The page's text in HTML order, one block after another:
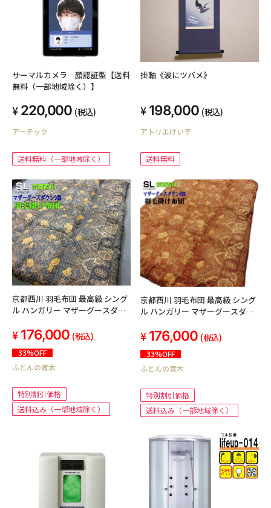
サーマルカメラ 顔認証型【送料
無料（一部地域除く）】
220,000 (税込)
アーテック
送料無料（一部地域除く）
掛軸《波にツバメ》
198,000 (税込)
アトリエけい子
送料無料
京都西川 羽毛布団 最高級 シング
ル ハンガリー マザーグースダウ
150x210cm 1.2kg 綿100%生地 ダ
ブルフェイス・キルト 西川品質
専門店用製品 最高級品 羽毛ふと
ん 冬寝具 ふっくら あったか 羽毛
176,000 (税込)
33%OFF
ふとんの青木
特別割引価格
送料込み（一部地域除く）
京都西川 羽毛布団 最高級 シング
ル ハンガリー マザーグースダウ
150x210cm 1.2kg 綿100%生地 ダ
ブルフェイス・キルト 西川品質
専門店用製品 最高級品 羽毛ふと
ん 冬寝具 ふっくら あったか 羽毛
176,000 (税込)
33%OFF
ふとんの青木
特別割引価格
送料込み（一部地域除く）